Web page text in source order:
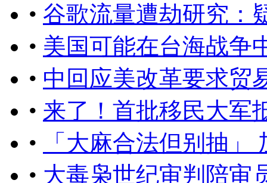
• 谷歌流量遭劫研究：
• 美国可能在台海战争
• 中回应美改革要求贸
• 来了！首批移民大军
•
「大麻合法但别抽
• 大毒枭世纪审判陪审